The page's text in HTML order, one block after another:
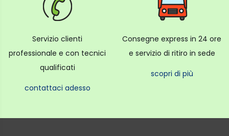
Servizio clienti
professionale e con tecnici
qualificati
contattaci adesso
Consegne express in 24 ore
e servizio di ritiro in sede
scopri di più